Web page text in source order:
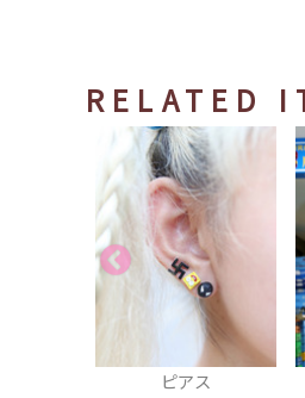
RELATED
ビッグパーカ